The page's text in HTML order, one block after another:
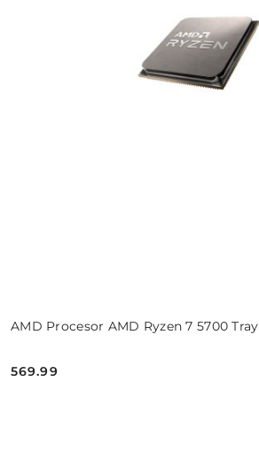
AMD Procesor AMD Ryzen 7 5700 Tray
Cena:
569.99